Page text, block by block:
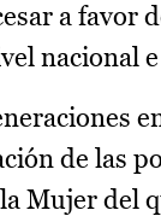
a favor
nacional
de las
Mujer del